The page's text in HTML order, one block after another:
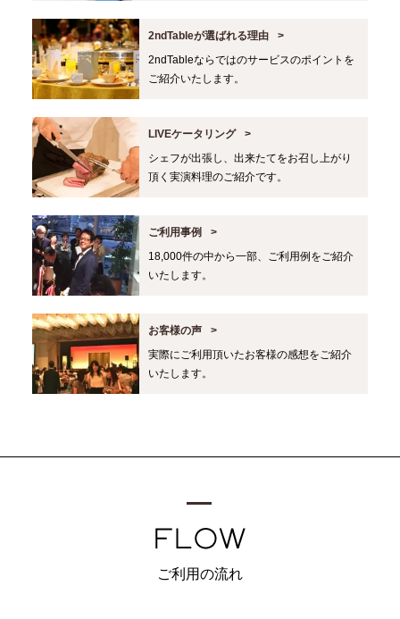
2ndTableが選ばれる理由
2ndTableならではのサービスのポイントを
ご紹介いたします。
LIVEケータリング
シェフが出張し、出来たてをお召し上がり
頂く実演料理のご紹介です。
ご利用事例
18,000件の中から一部、ご利用例をご紹介
いたします。
お客様の声
実際にご利用頂いたお客様の感想をご紹介
いたします。
ご利用の流れ